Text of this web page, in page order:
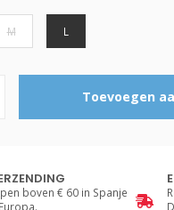
M L
Toevoegen
boven € 60 in Spanje